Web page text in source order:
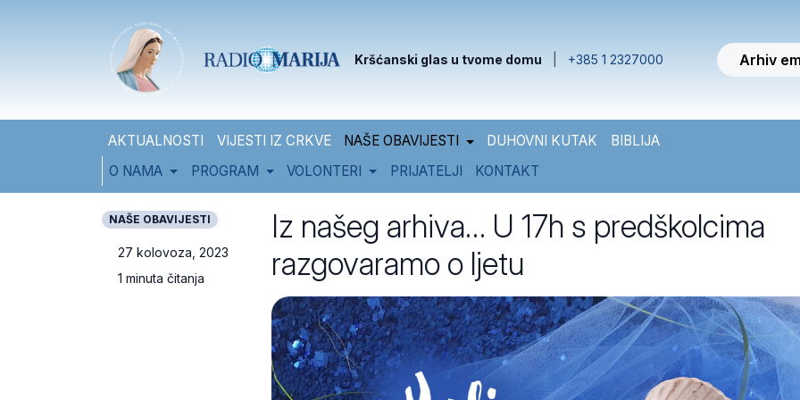
Kršćanski glas u tvome domu +385 1 2327000 Arhiv
AKTUALNOSTI VIJESTI IZ CRKVE NAŠE OBAVIJESTI DUHOVNI KUTAK
BIBLIJA
O NAMA
PROGRAM VOLONTERI PRIJATELJI KONTAKT
NAŠE OBAVIJESTI
27 kolovoza, 2023
1 minuta čitanja
Iz našeg arhiva… U 17h s predškolcima
razgovaramo o ljetu